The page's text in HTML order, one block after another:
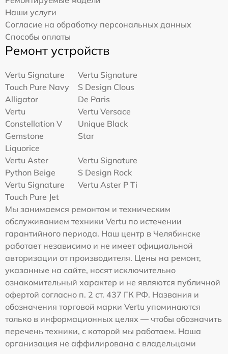
Наши услуги
Согласие на обработку персональных данных
Способы оплаты
Ремонт устройств
Vertu Signature
Touch Pure Navy
Alligator
Vertu Signature
S Design Clous
De Paris
Vertu
Constellation V
Gemstone
Liquorice
Vertu Versace
Unique Black
Star
Vertu Aster
Python Beige
Vertu Signature
S Design Rock
Vertu Signature
Touch Pure Jet
Vertu Aster P Ti
Мы занимаемся ремонтом и техническим
обслуживанием техники Vertu по истечении
гарантийного периода. Наш центр в Челябинске
работает независимо и не имеет официальной
авторизации от производителя. Цены на ремонт,
указанные на сайте, носят исключительно
ознакомительный характер и не являются публичной
офертой согласно п. 2 ст. 437 ГК РФ. Названия и
обозначения торговой марки Vertu упоминаются
только в информационных целях — чтобы обозначить
перечень техники, с которой мы работаем. Наша
организация не аффилирована с владельцами